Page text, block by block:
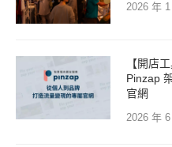
2026 年
【開店
Pinzap
官網
2026 年